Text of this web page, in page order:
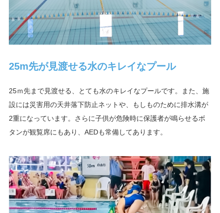
25m先が見渡せる水のキレイなプール
25ｍ先まで見渡せる、とても水のキレイなプールです。また、施
設には災害用の天井落下防止ネットや、もしものために排水溝が
2重になっています。さらに子供が危険時に保護者が鳴らせるボ
タンが観覧席にもあり、AEDも常備してあります。